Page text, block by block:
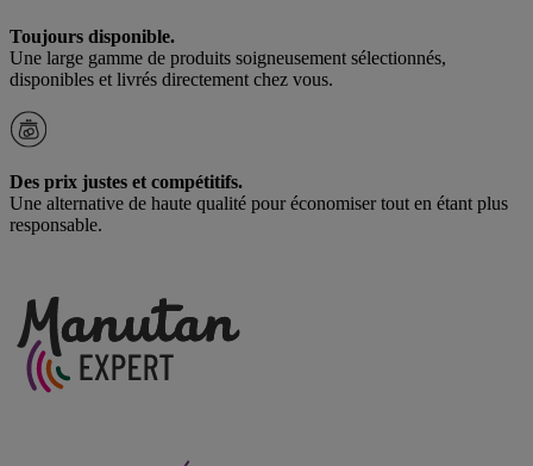
Toujours disponible.
Une large gamme de produits soigneusement sélectionnés,
disponibles et livrés directement chez vous.
Des prix justes et compétitifs.
Une alternative de haute qualité pour économiser tout en étant plus
responsable.